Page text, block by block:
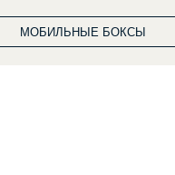
МОБИЛЬНЫЕ БОКСЫ